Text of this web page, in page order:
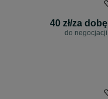
40 zł/za dobę
do negocjacji